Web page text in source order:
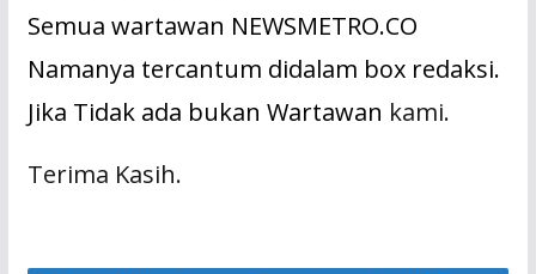
Semua wartawan NEWSMETRO.CO
Namanya tercantum didalam box redaksi.
Jika Tidak ada bukan Wartawan kami.
Terima Kasih.